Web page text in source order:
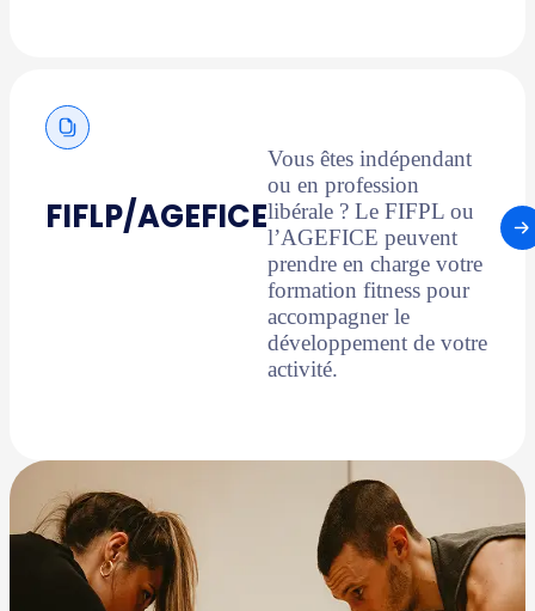
FIFLP/AGEFICE
Vous êtes indépendant
ou en profession
libérale ? Le FIFPL ou
l’AGEFICE peuvent
prendre en charge votre
formation fitness pour
accompagner le
développement de votre
activité.